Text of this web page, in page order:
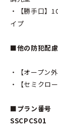
・【勝手口】
イプ
■他の防犯配
・【オープン外
・【セミクロー
■プラン番号
SSCPCS01